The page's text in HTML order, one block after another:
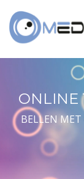
ONLINE
BELLEN